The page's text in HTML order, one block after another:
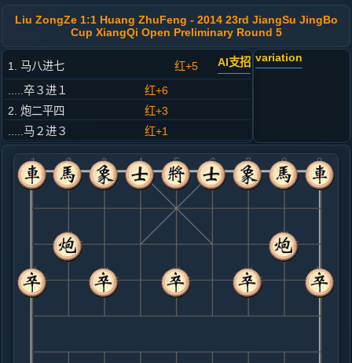
Liu ZongZe 1:1 Huang ZhuFeng - 2014 23rd JiangSu JingBo
Cup XiangQi Open Preliminary Round 5
1. 马八进七 红+5 AI支招
.....卒３进１
红+6
2. 炮二平四
红+3
.....马２进３
红+1
3. 马二进三
红+0
.....马８进９
红+1
4. 车一平二
红+1
.....车９平８
红+0
5. 相七进五
红+0
.....砲８平７
6. 车二进九
黑+1
.....马９退８
黑+2
7. 车九进一
黑+1
8. 车九平二
黑+2
车九平六
variation